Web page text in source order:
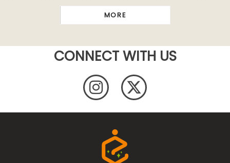
MORE
CONNECT WITH US